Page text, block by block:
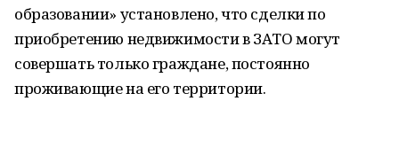
образовании» установлено, что сделки по
приобретению недвижимости в ЗАТО могут
совершать только граждане, постоянно
проживающие на его территории.